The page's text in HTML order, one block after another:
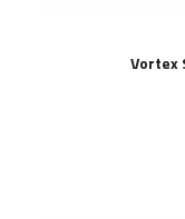
Vortex